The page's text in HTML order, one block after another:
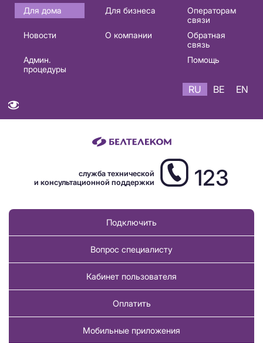
Основная
навигация
Для дома Для бизнеса
Операторам
связи
Новости
О компании
Обратная
связь
Админ.
процедуры
Помощь
RU BE EN
служба технической
и консультационной поддержки
123
Подключить
Вопрос специалисту
Кабинет пользователя
Оплатить
Мобильные приложения